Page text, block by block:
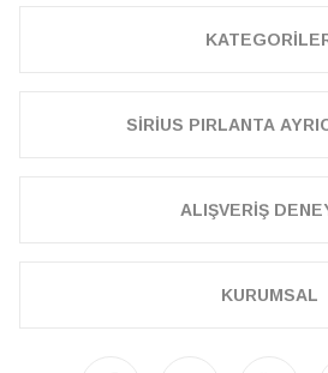
SİRİUS PIRLANTA
ALIŞVERİŞ
KURUMSAL